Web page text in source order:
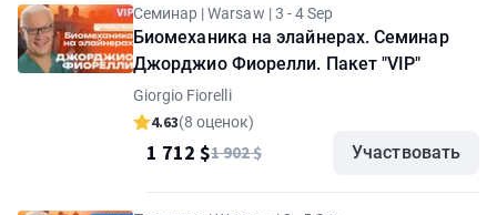
Семинар | Warsaw | 3 - 4 Sep
Биомеханика на элайнерах. Семинар
Джорджио Фиорелли. Пакет "VIP"
Giorgio Fiorelli
4.63(8 оценок)
1 712 $1 902 $ Участвовать